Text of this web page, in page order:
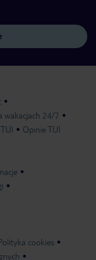
wakacjach 24/7
Opinie TUI
cookies